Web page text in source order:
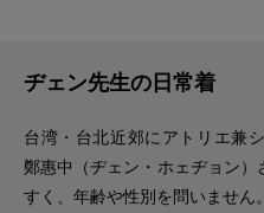
ヂェン先生の日常着
台湾・台北近郊にアトリエ兼
鄭惠中（ヂェン・ホェヂョン
すく、年齢や性別を問いません